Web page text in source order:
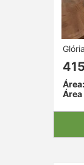
Área: